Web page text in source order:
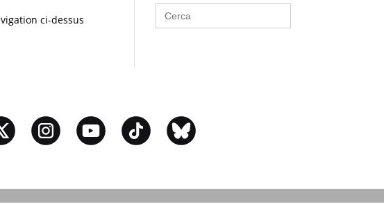
ci-dessus
Search
for: